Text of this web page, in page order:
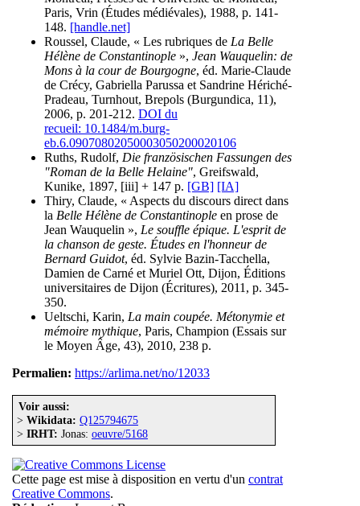
Paris, Vrin (Études médiévales), 1988, p. 141-
148. [handle.net]
Roussel, Claude, « Les rubriques de La Belle
Hélène de Constantinople », Jean Wauquelin: de
Mons à la cour de Bourgogne, éd. Marie-Claude
de Crécy, Gabriella Parussa et Sandrine Hériché-
Pradeau, Turnhout, Brepols (Burgundica, 11),
2006, p. 201-212. DOI du
recueil: 10.1484/m.burg-
eb.6.09070802050003050200020106
Ruths, Rudolf, Die französischen Fassungen des
"Roman de la Belle Helaine", Greifswald,
Kunike, 1897, [iii] + 147 p. [GB] [IA]
Thiry, Claude, « Aspects du discours direct dans
la Belle Hélène de Constantinople en prose de
Jean Wauquelin », Le souffle épique. L'esprit de
la chanson de geste. Études en l'honneur de
Bernard Guidot, éd. Sylvie Bazin-Tacchella,
Damien de Carné et Muriel Ott, Dijon, Éditions
universitaires de Dijon (Écritures), 2011, p. 345-
350.
Ueltschi, Karin, La main coupée. Métonymie et
mémoire mythique, Paris, Champion (Essais sur
le Moyen Âge, 43), 2010, 238 p.
Permalien: https://arlima.net/no/12033
Voir aussi:
> Wikidata: Q125794675
> IRHT: Jonas: oeuvre/5168
Cette page est mise à disposition en vertu d'un contrat
Creative Commons.